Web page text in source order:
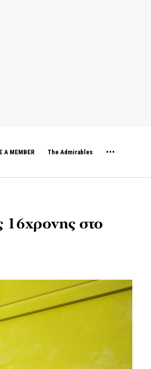
A MEMBER The Admirables
16χρονης στο